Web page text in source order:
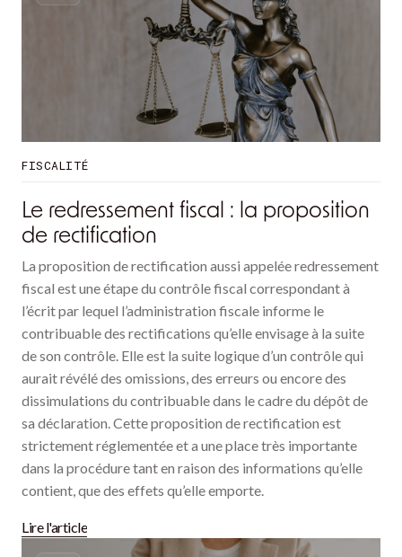
FISCALITÉ
Le redressement fiscal : la proposition
de rectification
La proposition de rectification aussi appelée redressement
fiscal est une étape du contrôle fiscal correspondant à
l’écrit par lequel l’administration fiscale informe le
contribuable des rectifications qu’elle envisage à la suite
de son contrôle. Elle est la suite logique d’un contrôle qui
aurait révélé des omissions, des erreurs ou encore des
dissimulations du contribuable dans le cadre du dépôt de
sa déclaration. Cette proposition de rectification est
strictement réglementée et a une place très importante
dans la procédure tant en raison des informations qu’elle
contient, que des effets qu’elle emporte.
Lire l'article